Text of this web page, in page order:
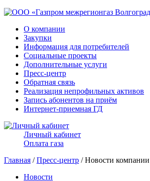
О компании
Закупки
Информация для потребителей
Социальные проекты
Дополнительные услуги
Пресс-центр
Обратная связь
Реализация непрофильных активов
Запись абонентов на приём
Интернет-приемная ГД
Личный кабинет
Оплата газа
Главная /Пресс-центр / Новости компании
Новости